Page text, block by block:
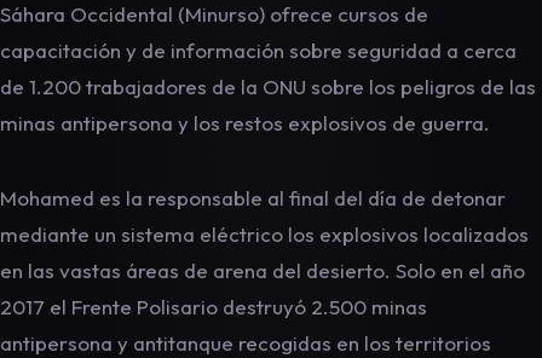
Sáhara Occidental (Minurso) ofrece cursos de
capacitación y de información sobre seguridad a cerca
de 1.200 trabajadores de la ONU sobre los peligros de las
minas antipersona y los restos explosivos de guerra.
Mohamed es la responsable al final del día de detonar
mediante un sistema eléctrico los explosivos localizados
en las vastas áreas de arena del desierto. Solo en el año
2017 el Frente Polisario destruyó 2.500 minas
antipersona y antitanque recogidas en los territorios